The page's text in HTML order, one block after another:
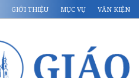
GIỚI THIỆU MỤC VỤ VĂN KIỆN